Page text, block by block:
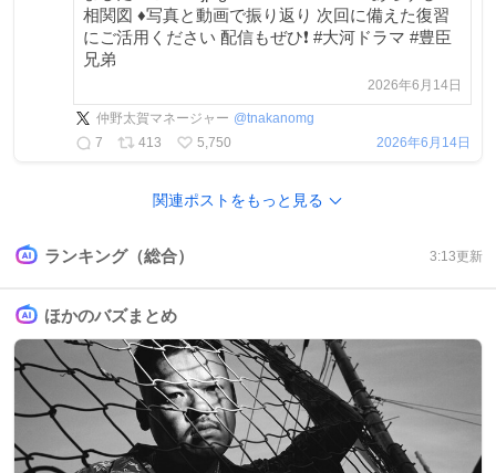
相関図 ♦︎写真と動画で振り返り 次回に備えた復習
にご活用ください 配信もぜひ❗️ #大河ドラマ #豊臣
兄弟
2026年6月14日
仲野太賀マネージャー @tnakanomg
7
413 5,750 2026年6月14日
関連ポストをもっと見る
ランキング（総合） 3:13更新
ほかのバズまとめ